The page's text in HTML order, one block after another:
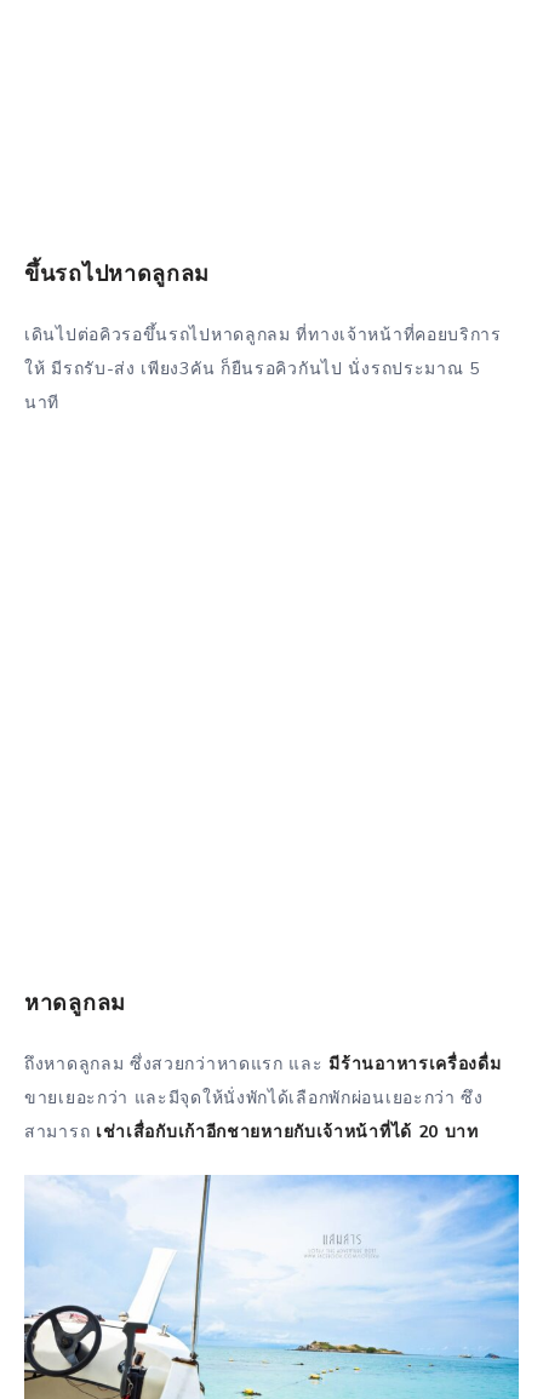
ขึ้นรถไปหาดลูกลม
เดินไปต่อคิวรอขึ้นรถไปหาดลูกลม ที่ทางเจ้าหน้าที่คอยบริการ
ให้ มีรถรับ-ส่ง เพียง3คัน ก็ยืนรอคิวกันไป นั่งรถประมาณ 5
นาที
หาดลูกลม
ถึงหาดลูกลม ซึ่งสวยกว่าหาดแรก และ มีร้านอาหารเครื่องดื่ม
ขายเยอะกว่า และมีจุดให้นั่งพักได้เลือกพักผ่อนเยอะกว่า ซึง
สามารถ เช่าเสื่อกับเก้าอีกชายหายกับเจ้าหน้าที่ได้ 20 บาท